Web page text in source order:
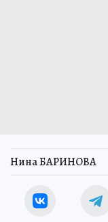
Нина БАРИНОВА